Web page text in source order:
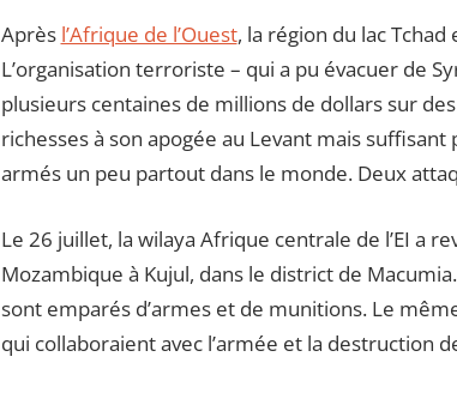
Après l’Afrique de l’Ouest, la région du lac Tchad
L’organisation terroriste – qui a pu évacuer de
plusieurs centaines de millions de dollars sur
richesses à son apogée au Levant mais
armés un peu partout dans le monde. Deux
Le 26 juillet, la wilaya Afrique centrale de l’EI a
Mozambique à Kujul, dans le district de
sont emparés d’armes et de munitions. Le
qui collaboraient avec l’armée et la destruction